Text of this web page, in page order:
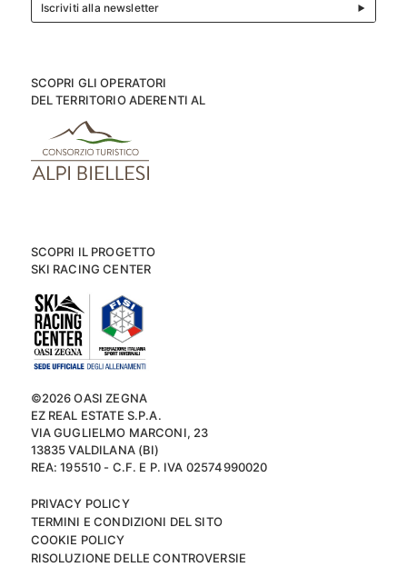
Iscriviti alla newsletter
SCOPRI GLI OPERATORI
DEL TERRITORIO ADERENTI AL
SCOPRI IL PROGETTO
SKI RACING CENTER
©2026 OASI ZEGNA
EZ REAL ESTATE S.P.A.
VIA GUGLIELMO MARCONI, 23
13835 VALDILANA (BI)
REA: 195510 - C.F. E P. IVA 02574990020
PRIVACY POLICY
TERMINI E CONDIZIONI DEL SITO
COOKIE POLICY
RISOLUZIONE DELLE CONTROVERSIE